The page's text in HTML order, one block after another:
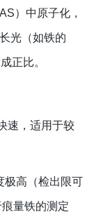
）中原子化，
光（如铁的
正比。
速，适用于较
极高（检出限可
量铁的测定